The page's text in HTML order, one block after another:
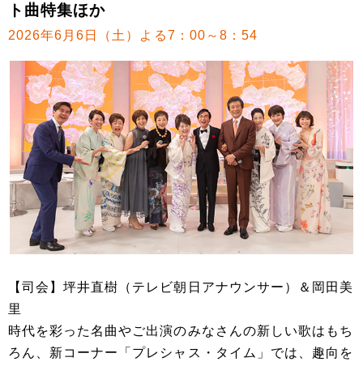
ト曲特集ほか
2026年6月6日（土）よる7：00～8：54
【司会】坪井直樹（テレビ朝日アナウンサー）＆岡田美
里
時代を彩った名曲やご出演のみなさんの新しい歌はもち
ろん、新コーナー「プレシャス・タイム」では、趣向を